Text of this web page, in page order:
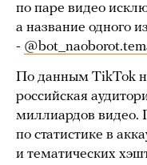
по паре видео
а название одного
-
По данным TikTok
российская
миллиардов видео.
по статистике в
и тематических